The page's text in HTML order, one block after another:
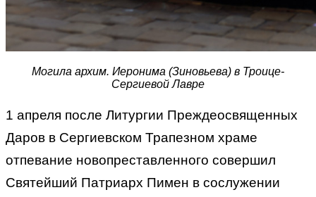
Могила архим. Иеронима (Зиновьева) в Троице-
Сергиевой Лавре
1 апреля после Литургии Преждеосвященных
Даров в Сергиевском Трапезном храме
отпевание новопреставленного совершил
Святейший Патриарх Пимен в сослужении